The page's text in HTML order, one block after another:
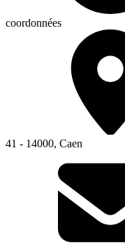
coordonnées
41 - 14000, Caen